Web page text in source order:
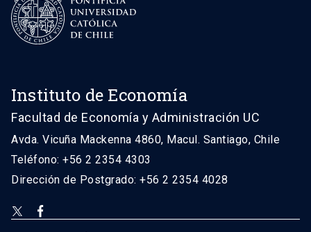
Instituto de Economía
Facultad de Economía y Administración UC
Avda. Vicuña Mackenna 4860, Macul. Santiago, Chile
Teléfono: +56 2 2354 4303
Dirección de Postgrado: +56 2 2354 4028